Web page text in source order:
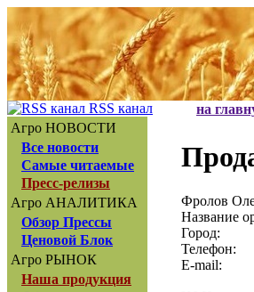
RSS канал
Агро НОВОСТИ
Все новости
Самые читаемые
Пресс-релизы
Агро АНАЛИТИКА
Обзор Прессы
Ценовой Блок
Агро РЫНОК
Наша продукция
на
Фролов
Название
Город:
Телефон:
E-mail: